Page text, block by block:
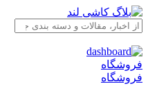
فروشگاه
فروشگاه